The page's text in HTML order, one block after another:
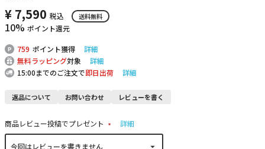
¥ 7,590 税込 送料無料
10% ポイント還元
759 ポイント獲得
詳細
無料ラッピング対象
詳細
15:00までのご注文で即日出荷 詳細
返品について お問い合わせ レビューを書く
商品レビュー投稿でプレゼント
(
詳細